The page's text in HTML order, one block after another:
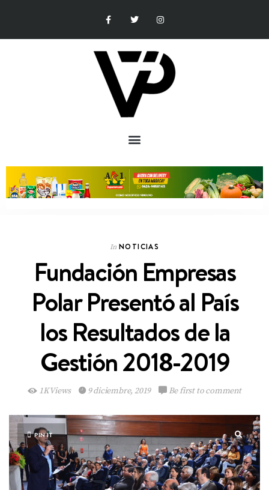
In NOTICIAS
Fundación Empresas
Polar Presentó al País
los Resultados de la
Gestión 2018-2019
1K Views 9 diciembre, 2019 Be first to comment
PIN IT